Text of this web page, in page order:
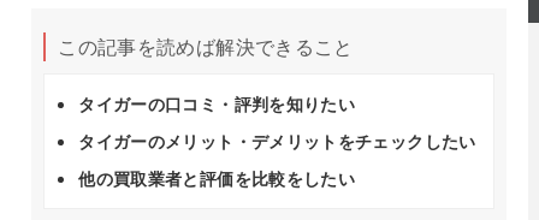
この記事を読めば解決できること
タイガーの口コミ・評判を知りたい
タイガーのメリット・デメリットをチェックしたい
他の買取業者と評価を比較をしたい